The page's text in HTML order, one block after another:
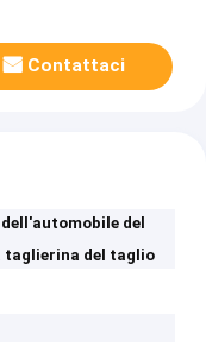
Contattaci
del
taglierina del taglio